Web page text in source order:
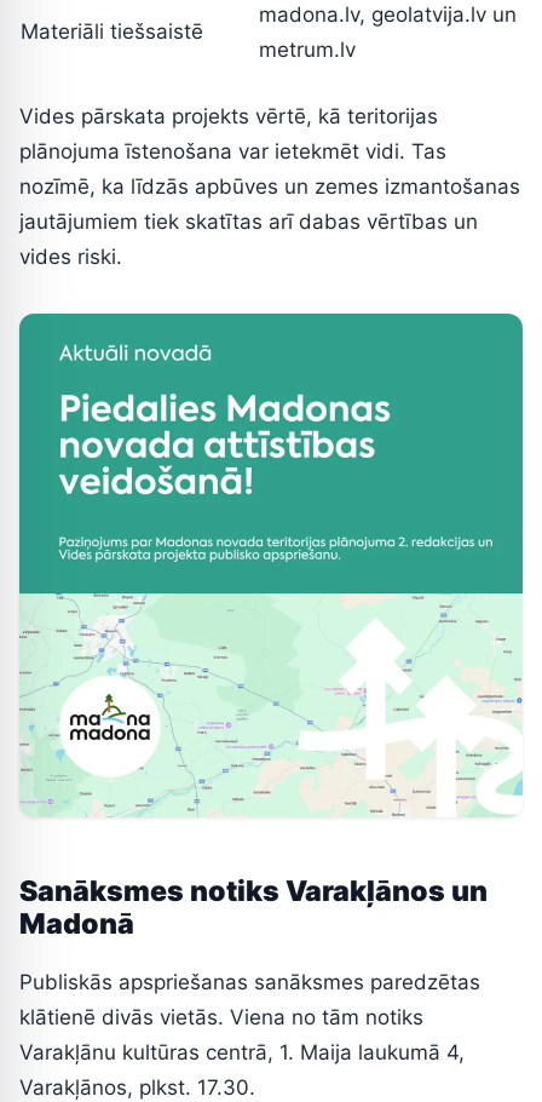
Materiāli tiešsaistē
madona.lv, geolatvija.lv un
metrum.lv
Vides pārskata projekts vērtē, kā teritorijas
plānojuma īstenošana var ietekmēt vidi. Tas
nozīmē, ka līdzās apbūves un zemes izmantošanas
jautājumiem tiek skatītas arī dabas vērtības un
vides riski.
Sanāksmes notiks Varakļānos un
Madonā
Publiskās apspriešanas sanāksmes paredzētas
klātienē divās vietās. Viena no tām notiks
Varakļānu kultūras centrā, 1. Maija laukumā 4,
Varakļānos, plkst. 17.30.